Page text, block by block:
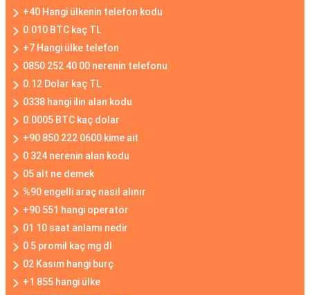
+40 Hangi ülkenin telefon kodu
0.010 BTC kaç TL
+7 Hangi ülke telefon
0850 252 40 00 nerenin telefonu
0.12 Dolar kaç TL
0338 hangi ilin alan kodu
0.0005 BTC kaç dolar
+90 850 222 0600 kime ait
0 324 nerenin alan kodu
05 alt ne demek
%90 engelli araç nasıl alınır
+90 551 hangi operatör
01 10 saat anlamı nedir
0 5 promil kaç mg dl
02 Kasım hangi burç
+1 855 hangi ülke